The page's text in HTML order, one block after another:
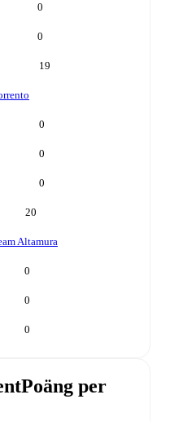
0
0
19
0
0
0
20
Altamura
0
0
0
Poäng per